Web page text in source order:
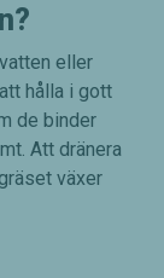
eller
hålla i gott
de binder
Att dränera
växer